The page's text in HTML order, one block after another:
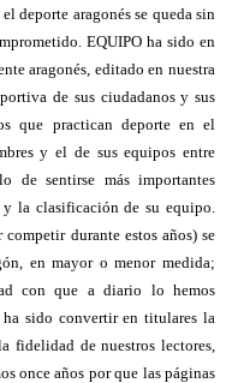
deporte aragonés se queda sin
EQUIPO ha sido en
aragonés, editado en nuestra
de sus ciudadanos y sus
que practican deporte en el
y el de sus equipos entre
de sentirse más importantes
la clasificación de su equipo.
durante estos años) se
en mayor o menor medida;
con que a diario lo hemos
sido convertir en titulares la
fidelidad de nuestros lectores,
once años por que las páginas